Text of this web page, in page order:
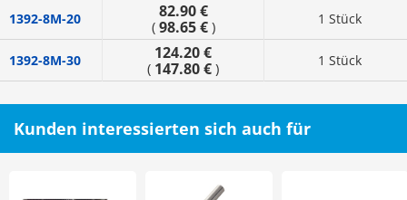
1392-8M-20 82.90 €
( 98.65 €) 1 Stück
1392-8M-30 124.20 €
( 147.80 € ) 1 Stück
Kunden interessierten sich auch für